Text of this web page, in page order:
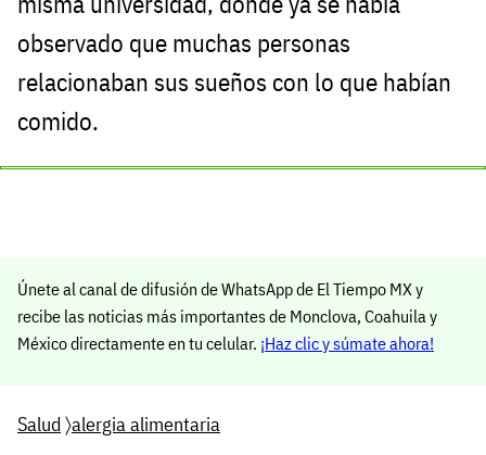
observado que muchas personas
relacionaban sus sueños con lo que habían
comido.
Únete al canal de difusión de WhatsApp de El Tiempo MX y
recibe las noticias más importantes de Monclova, Coahuila y
México directamente en tu celular. ¡Haz clic y súmate ahora!
Salud 〉alergia alimentaria